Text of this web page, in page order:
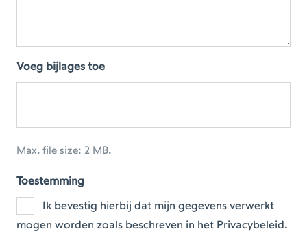
Voeg bijlages toe
Max. file size: 2 MB.
Toestemming
Ik bevestig hierbij dat mijn gegevens verwerkt
mogen worden zoals beschreven in het Privacybeleid.